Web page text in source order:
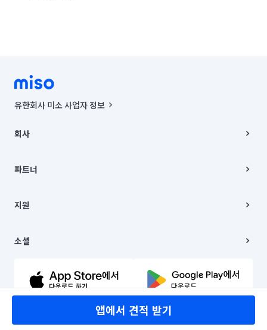
앱에서 견적 받기
유한회사 미소 사업자 정보
00019 |
주소 | 본사: 서울특별시 종로구 율곡로 6(중학동, 트윈트리빌딩) B동 5층
컨택센터 : 서울특별시 종로구 수송동 율곡로 24, 7층, 8층 미소
상품, 상품정보, 거래에 관한 의무와 책임은 거래당사자에게 있습니다.
언론 보도 관련 문의:
© 유한회사 미소. Miso, Inc. All Rights Reserved.
회사
채용
파트너
이사
지원
이용약관
문의하기
소셜
유튜브